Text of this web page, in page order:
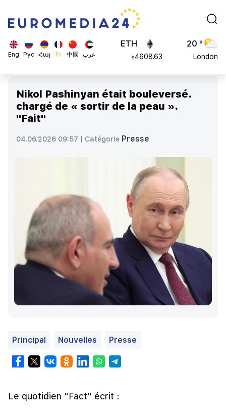
Eng Рус Հայ Fr 中國 عرب
ADA
0.868816
ETH
$4608.63
20 °
London
23 °
Madrid
Nikol Pashinyan était bouleversé.
chargé de « sortir de la peau ».
"Fait"
04.06.2026 09:57 | Catégorie Presse
Principal Nouvelles Presse
Le quotidien "Fact" écrit :